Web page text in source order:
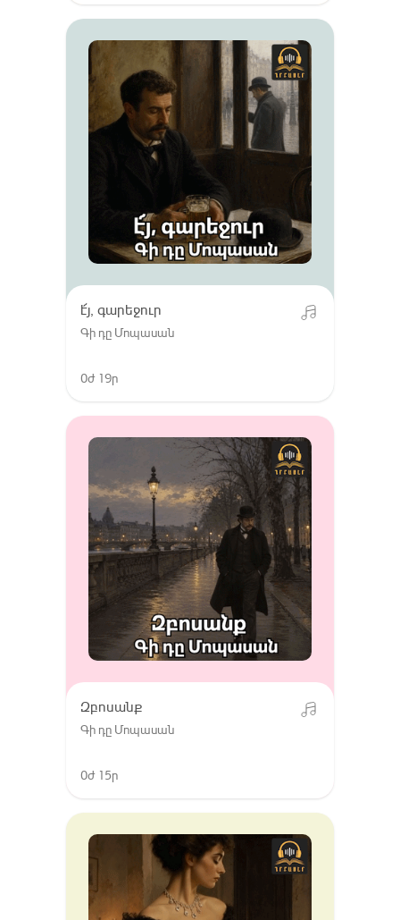
է՜յ, գարեջուր
Գի դը Մոպասան
0ժ 19ր
Զբոսանք
Գի դը Մոպասան
0ժ 15ր